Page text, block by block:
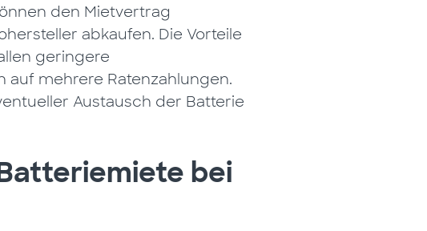
den Mietvertrag
abkaufen. Die Vorteile
geringere
auf mehrere Ratenzahlungen.
Austausch der Batterie
bei